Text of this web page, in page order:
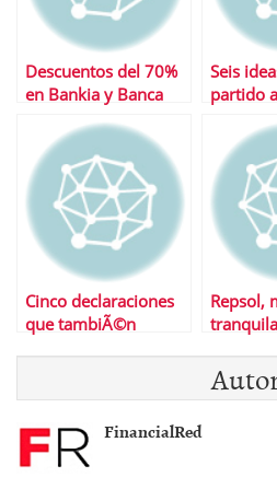
Descuentos del 70%
en Bankia y Banca
salir a bolsa
Seis
partido
Cinco declaraciones
que tambiÃ©n
Repsol,
FinancialRed